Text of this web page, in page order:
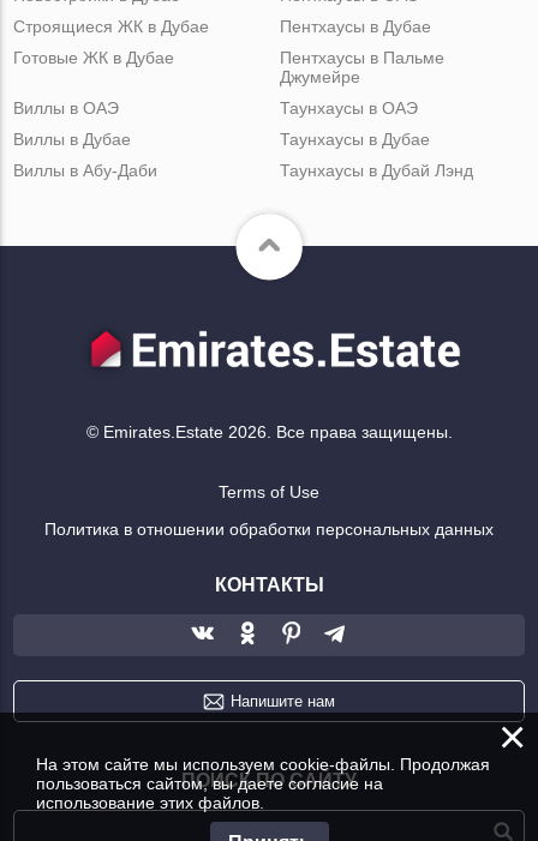
Строящиеся ЖК в Дубае
Готовые ЖК в Дубае
Пентхаусы в Дубае
Пентхаусы в Пальме
Джумейре
Виллы в ОАЭ
Виллы в Дубае
Виллы в Абу-Даби
Таунхаусы в ОАЭ
Таунхаусы в Дубае
Таунхаусы в Дубай Лэнд
© Emirates.Estate 2026. Все права защищены.
Terms of Use
Политика в отношении обработки персональных данных
КОНТАКТЫ
Напишите нам
ПОИСК ПО САЙТУ
×
На этом сайте мы используем cookie-файлы. Продолжая
пользоваться сайтом, вы даете согласие на
использование этих файлов.